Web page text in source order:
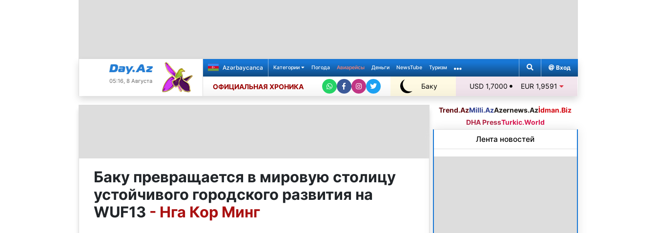
05:16, 8 Августа
Azərbaycanca Категории Погода Авиарейсы Деньги NewsTube Туризм Вход
ОФИЦИАЛЬНАЯ ХРОНИКА Баку
+25℃
USD 1,7000 EUR 1,9591
Баку превращается в мировую столицу
устойчивого городского развития на
WUF13 - Нга Кор Минг
Trend.AzMilli.AzAzernews.Azİdman.Biz
DHA PressTurkic.World
Лента новостей